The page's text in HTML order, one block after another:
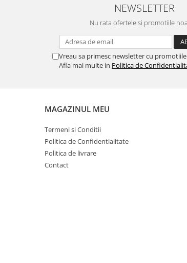
NEWSLETTER
Nu rata ofertele si promotiile
Vreau sa primesc newsletter cu
Afla mai multe in Politica de
MAGAZINUL MEU
Termeni si Conditii
Politica de Confidentialitate
Politica de livrare
Contact